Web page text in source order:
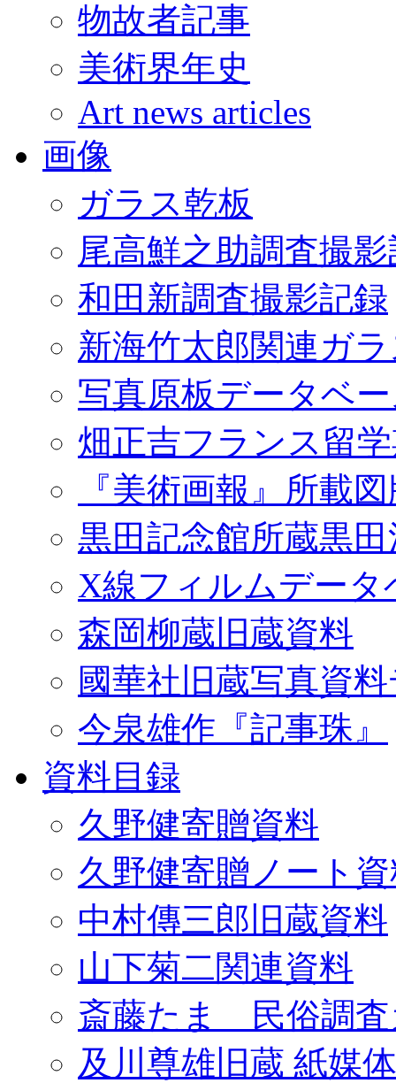
物故者記事
美術界年史
Art news articles
画像
ガラス乾板
尾高鮮之助調査撮
和田新調査撮影記録
新海竹太郎関連ガ
写真原板データベ
畑正吉フランス留
『美術画報』所載
黒田記念館所蔵黒
X線フィルムデータ
森岡柳蔵旧蔵資料
國華社旧蔵写真資
今泉雄作『記事珠』
資料目録
久野健寄贈資料
久野健寄贈ノート
中村傳三郎旧蔵資料
山下菊二関連資料
斎藤たま 民俗調査
及川尊雄旧蔵 紙媒